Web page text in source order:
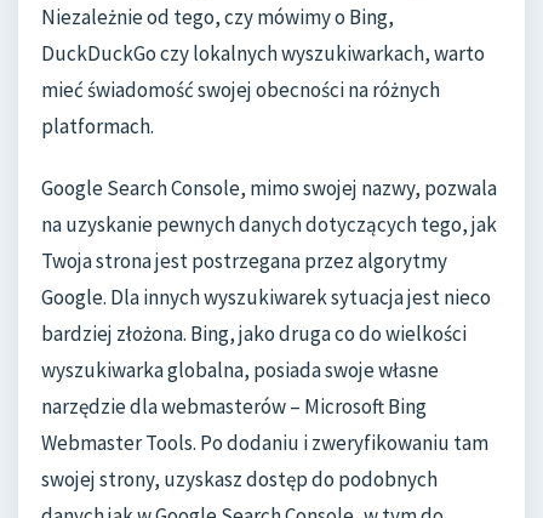
Niezależnie od tego, czy mówimy o Bing,
DuckDuckGo czy lokalnych wyszukiwarkach, warto
mieć świadomość swojej obecności na różnych
platformach.
Google Search Console, mimo swojej nazwy, pozwala
na uzyskanie pewnych danych dotyczących tego, jak
Twoja strona jest postrzegana przez algorytmy
Google. Dla innych wyszukiwarek sytuacja jest nieco
bardziej złożona. Bing, jako druga co do wielkości
wyszukiwarka globalna, posiada swoje własne
narzędzie dla webmasterów – Microsoft Bing
Webmaster Tools. Po dodaniu i zweryfikowaniu tam
swojej strony, uzyskasz dostęp do podobnych